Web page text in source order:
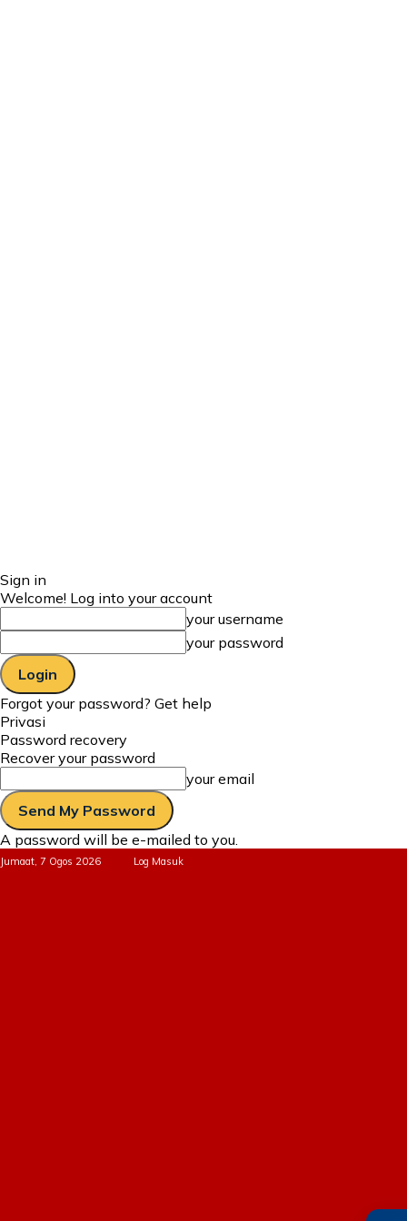
Sign in
Welcome! Log into your account
your username
your password
Forgot your password? Get help
Privasi
Password recovery
Recover your password
your email
A password will be e-mailed to you.
Jumaat, 7 Ogos 2026 Log Masuk